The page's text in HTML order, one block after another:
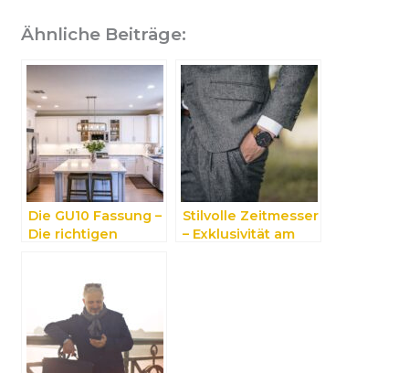
Ähnliche Beiträge:
Die GU10 Fassung –
Die richtigen
Stilvolle Zeitmesser
– Exklusivität am